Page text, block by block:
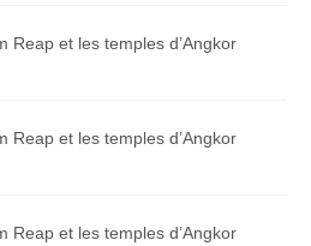
Reap et les temples d’Angkor
Reap et les temples d’Angkor
Reap et les temples d’Angkor